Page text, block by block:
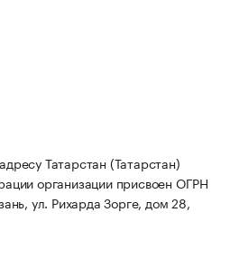
Татарстан (Татарстан)
организации присвоен ОГРН
ул. Рихарда Зорге, дом 28,